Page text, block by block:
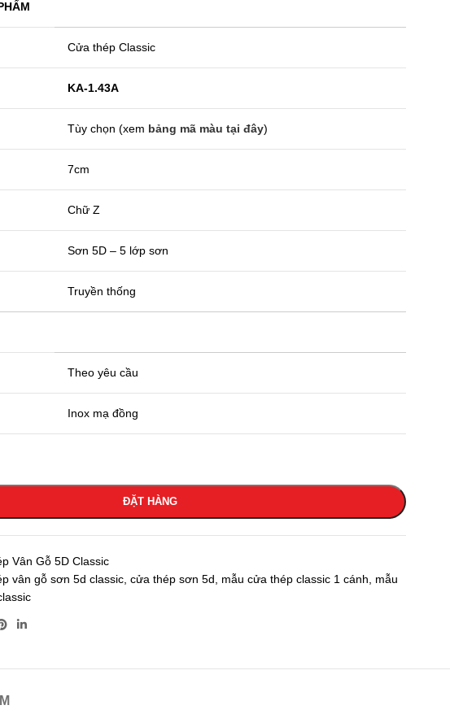
Cửa thép Classic
KA-1.43A
Tùy chọn (xem bảng mã màu tại đây)
7cm
Chữ Z
Sơn 5D – 5 lớp sơn
Truyền thống
Theo yêu cầu
Inox mạ đồng
ĐẶT HÀNG
Vân Gỗ 5D Classic
vân gỗ sơn 5d classic cửa thép sơn 5d mẫu cửa thép classic 1 cánh
mẫu